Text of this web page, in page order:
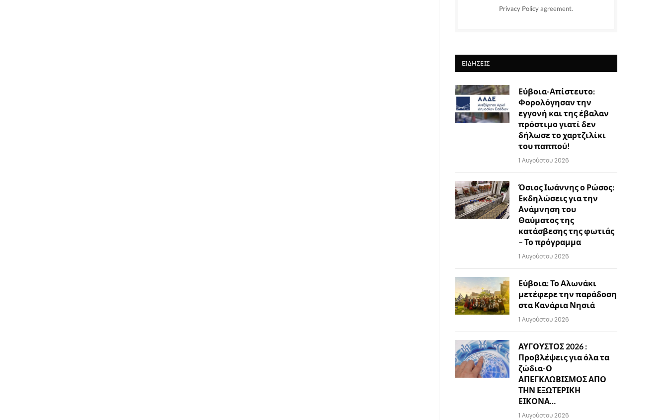
Privacy Policy agreement.
ΕΙΔΉΣΕΙΣ
Εύβοια-Απίστευτο:
Φορολόγησαν την
εγγονή και της έβαλαν
πρόστιμο γιατί δεν
δήλωσε το χαρτζιλίκι
του παππού!
1 Αυγούστου 2026
Όσιος Ιωάννης ο Ρώσος:
Εκδηλώσεις για την
Ανάμνηση του
Θαύματος της
κατάσβεσης της φωτιάς
– Το πρόγραμμα
1 Αυγούστου 2026
Εύβοια: Το Αλωνάκι
μετέφερε την παράδοση
στα Κανάρια Νησιά
1 Αυγούστου 2026
ΑΥΓΟΥΣΤΟΣ 2026 :
Προβλέψεις για όλα τα
ζώδια-Ο
ΑΠΕΓΚΛΩΒΙΣΜΟΣ ΑΠΟ
ΤΗΝ ΕΞΩΤΕΡΙΚΗ
ΕΙΚΟΝΑ…
1 Αυγούστου 2026